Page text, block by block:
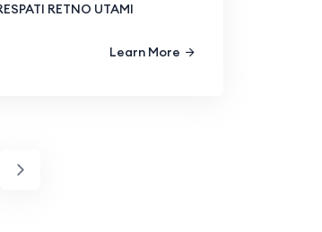
RETNO UTAMI
Learn More